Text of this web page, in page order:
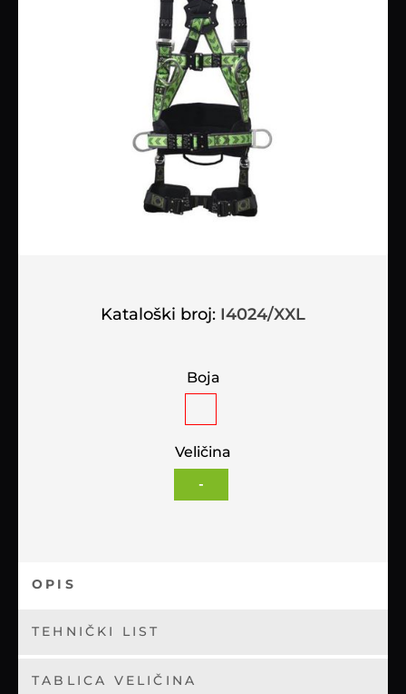
Kataloški broj: I4024/XXL
Boja
Veličina
-
OPIS
TEHNIČKI LIST
TABLICA VELIČINA